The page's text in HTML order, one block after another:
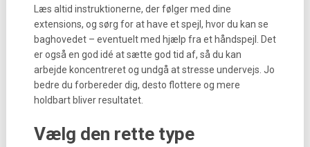
Læs altid instruktionerne, der følger med dine
extensions, og sørg for at have et spejl, hvor du kan se
baghovedet – eventuelt med hjælp fra et håndspejl. Det
er også en god idé at sætte god tid af, så du kan
arbejde koncentreret og undgå at stresse undervejs. Jo
bedre du forbereder dig, desto flottere og mere
holdbart bliver resultatet.
Vælg den rette type